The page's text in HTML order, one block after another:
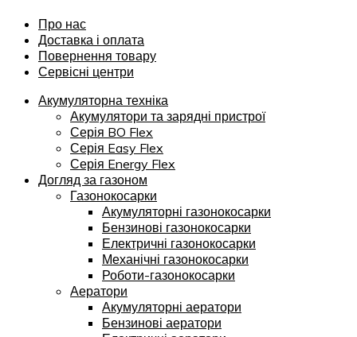
Про нас
Доставка і оплата
Повернення товару
Сервісні центри
Акумуляторна техніка
Акумулятори та зарядні пристрої
Серія BO Flex
Серія Easy Flex
Серія Energy Flex
Догляд за газоном
Газонокосарки
Акумуляторні газонокосарки
Бензинові газонокосарки
Електричні газонокосарки
Механічні газонокосарки
Роботи-газонокосарки
Аератори
Акумуляторні аератори
Бензинові аератори